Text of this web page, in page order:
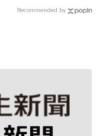
Recommended by